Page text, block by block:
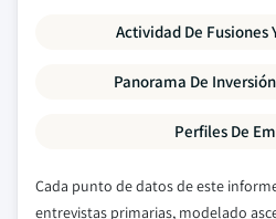
Actividad De Fusiones
Panorama De
Perfiles De
Cada punto de datos de este
entrevistas primarias, modelado